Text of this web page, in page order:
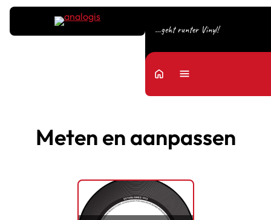
…geht runter Vinyl!
home Menu
Meten en aanpassen